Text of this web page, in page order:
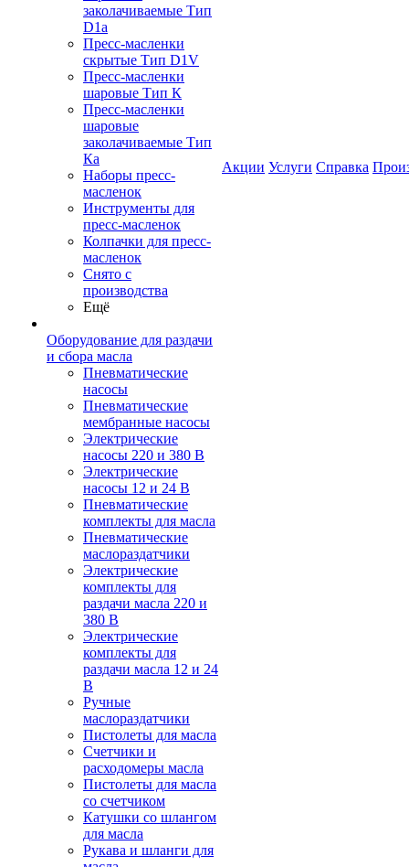
заколачиваемые Тип
D1a
Пресс-масленки
скрытые Тип D1V
Пресс-масленки
шаровые Тип К
Пресс-масленки
шаровые
заколачиваемые Тип
Кa
Наборы пресс-
масленок
Инструменты для
пресс-масленок
Колпачки для пресс-
масленок
Снято с
производства
Ещё
Оборудование для раздачи
и сбора масла
Пневматические
насосы
Пневматические
мембранные насосы
Электрические
насосы 220 и 380 В
Электрические
насосы 12 и 24 В
Пневматические
комплекты для масла
Пневматические
маслораздатчики
Электрические
комплекты для
раздачи масла 220 и
380 В
Электрические
комплекты для
раздачи масла 12 и 24
В
Ручные
маслораздатчики
Пистолеты для масла
Счетчики и
расходомеры масла
Пистолеты для масла
со счетчиком
Катушки со шлангом
для масла
Рукава и шланги для
Акции Услуги Справка